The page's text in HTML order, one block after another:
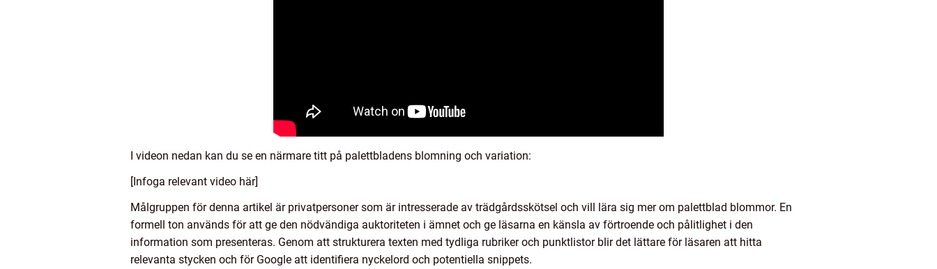
I videon nedan kan du se en närmare titt på palettbladens blomning och variation:
[Infoga relevant video här]
Målgruppen för denna artikel är privatpersoner som är intresserade av trädgårdsskötsel och vill lära sig mer om palettblad blommor. En
formell ton används för att ge den nödvändiga auktoriteten i ämnet och ge läsarna en känsla av förtroende och pålitlighet i den
information som presenteras. Genom att strukturera texten med tydliga rubriker och punktlistor blir det lättare för läsaren att hitta
relevanta stycken och för Google att identifiera nyckelord och potentiella snippets.